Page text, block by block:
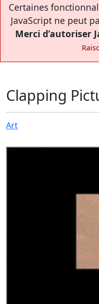
Certaines
JavaScript ne peut
Merci d’autoriser
Clapping
Art